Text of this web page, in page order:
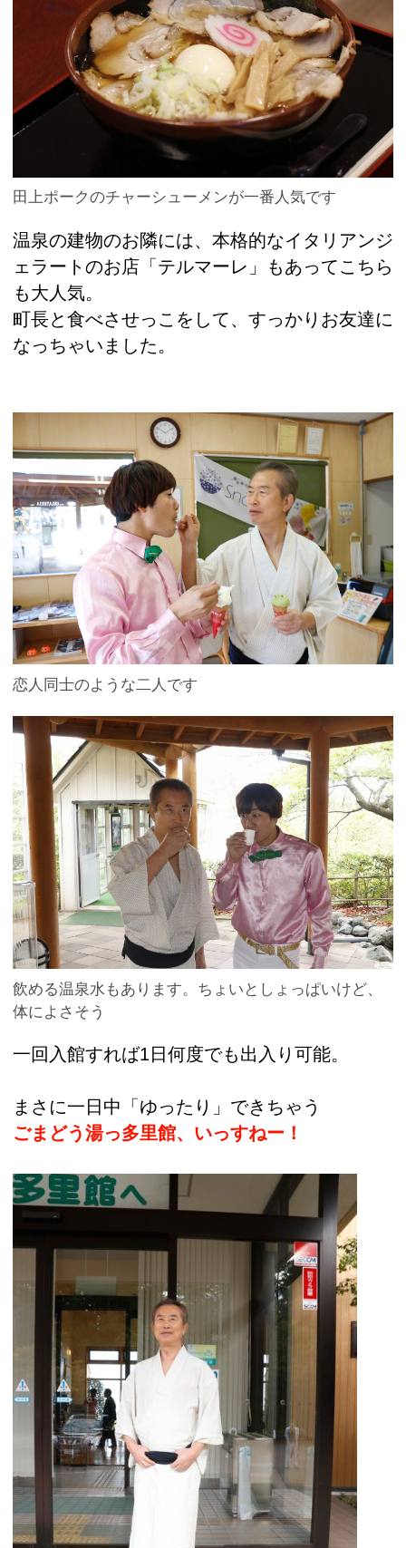
田上ポークのチャーシューメンが一番人気です
温泉の建物のお隣には、本格的なイタリアンジ
ェラートのお店「テルマーレ」もあってこちら
も大人気。
町長と食べさせっこをして、すっかりお友達に
なっちゃいました。
恋人同士のような二人です
飲める温泉水もあります。ちょいとしょっぱいけど、
体によさそう
一回入館すれば1日何度でも出入り可能。
まさに一日中「ゆったり」できちゃう
ごまどう湯っ多里館、いっすねー！